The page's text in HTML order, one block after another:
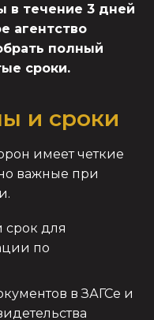
течение 3 дней
агентство
полный
сроки.
и сроки
имеет четкие
важные при
для
по
в ЗАГСе и